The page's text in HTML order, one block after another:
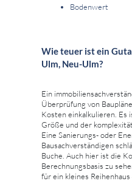
Bodenwert
Wie teuer ist ein
Ulm, Neu-Ulm?
Ein
Überprüfung von
Kosten einkalkulieren. Es
Größe und der
Eine Sanierungs- oder
Bausachverständigen
Buche. Auch hier ist die
Berechnungsbasis zu
für ein kleines